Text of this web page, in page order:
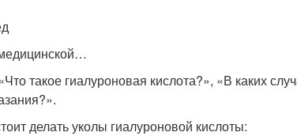
такое гиалуроновая кислота?», «В каких
делать уколы гиалуроновой кислоты: